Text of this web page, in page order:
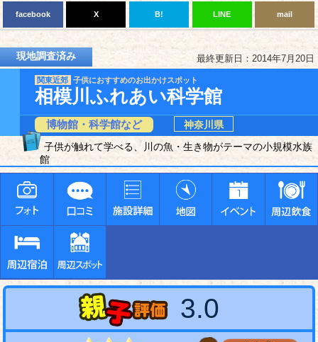
facebook X B! LINE mail
現地調査済み 最終更新日：2014年7月20日
関東近郊 子供におすすめのお出かけスポット
相模川ふれあい科学館
博物館・科学館など
神奈川県
子供が触れて学べる、川の魚・生き物がテーマの小規模水族
館
3.0